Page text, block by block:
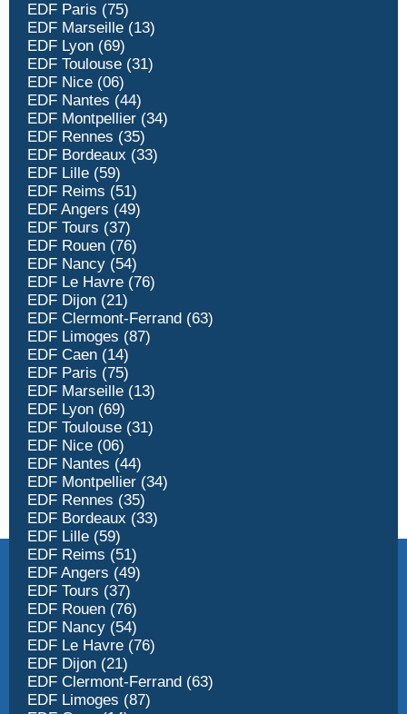
EDF Paris (75)
EDF Marseille (13)
EDF Lyon (69)
EDF Toulouse (31)
EDF Nice (06)
EDF Nantes (44)
EDF Montpellier (34)
EDF Rennes (35)
EDF Bordeaux (33)
EDF Lille (59)
EDF Reims (51)
EDF Angers (49)
EDF Tours (37)
EDF Rouen (76)
EDF Nancy (54)
EDF Le Havre (76)
EDF Dijon (21)
EDF Clermont-Ferrand (63)
EDF Limoges (87)
EDF Caen (14)
EDF Paris (75)
EDF Marseille (13)
EDF Lyon (69)
EDF Toulouse (31)
EDF Nice (06)
EDF Nantes (44)
EDF Montpellier (34)
EDF Rennes (35)
EDF Bordeaux (33)
EDF Lille (59)
EDF Reims (51)
EDF Angers (49)
EDF Tours (37)
EDF Rouen (76)
EDF Nancy (54)
EDF Le Havre (76)
EDF Dijon (21)
EDF Clermont-Ferrand (63)
EDF Limoges (87)